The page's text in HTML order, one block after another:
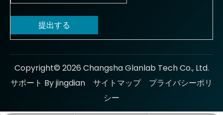
提出する
Copyright© 2026 Changsha Glanlab Tech Co., Ltd.
サポート By jingdian サイトマップ
プライバシーポリ
シー